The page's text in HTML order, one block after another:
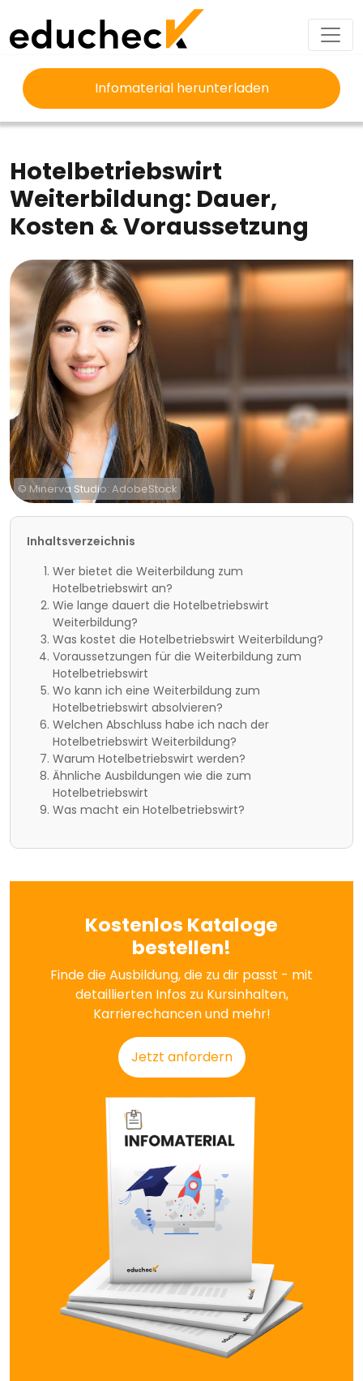
Infomaterial herunterladen
EDUCHECK
AUSBILDUNG
HOTELBETRIEBSWIRT WEITERBILDUNG
Hotelbetriebswirt
Weiterbildung: Dauer,
Kosten & Voraussetzung
© Minerva Studio: AdobeStock
Inhaltsverzeichnis
Wer bietet die Weiterbildung zum
Hotelbetriebswirt an?
Wie lange dauert die Hotelbetriebswirt
Weiterbildung?
Was kostet die Hotelbetriebswirt Weiterbildung?
Voraussetzungen für die Weiterbildung zum
Hotelbetriebswirt
Wo kann ich eine Weiterbildung zum
Hotelbetriebswirt absolvieren?
Welchen Abschluss habe ich nach der
Hotelbetriebswirt Weiterbildung?
Warum Hotelbetriebswirt werden?
Ähnliche Ausbildungen wie die zum
Hotelbetriebswirt
Was macht ein Hotelbetriebswirt?
Kostenlos Kataloge
bestellen!
Finde die Ausbildung, die zu dir passt - mit
detaillierten Infos zu Kursinhalten,
Karrierechancen und mehr!
Jetzt anfordern